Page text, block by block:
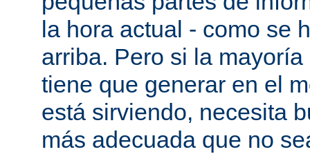
la hora actual - como se
arriba. Pero si la
tiene que generar en el
está sirviendo, necesita
más adecuada que no